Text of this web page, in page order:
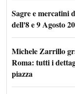
Sagre e mercatini
dell'8 e 9 Agosto
Michele Zarrillo
Roma: tutti i
piazza